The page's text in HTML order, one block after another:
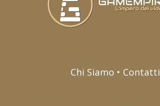
Chi Siamo • Contatti